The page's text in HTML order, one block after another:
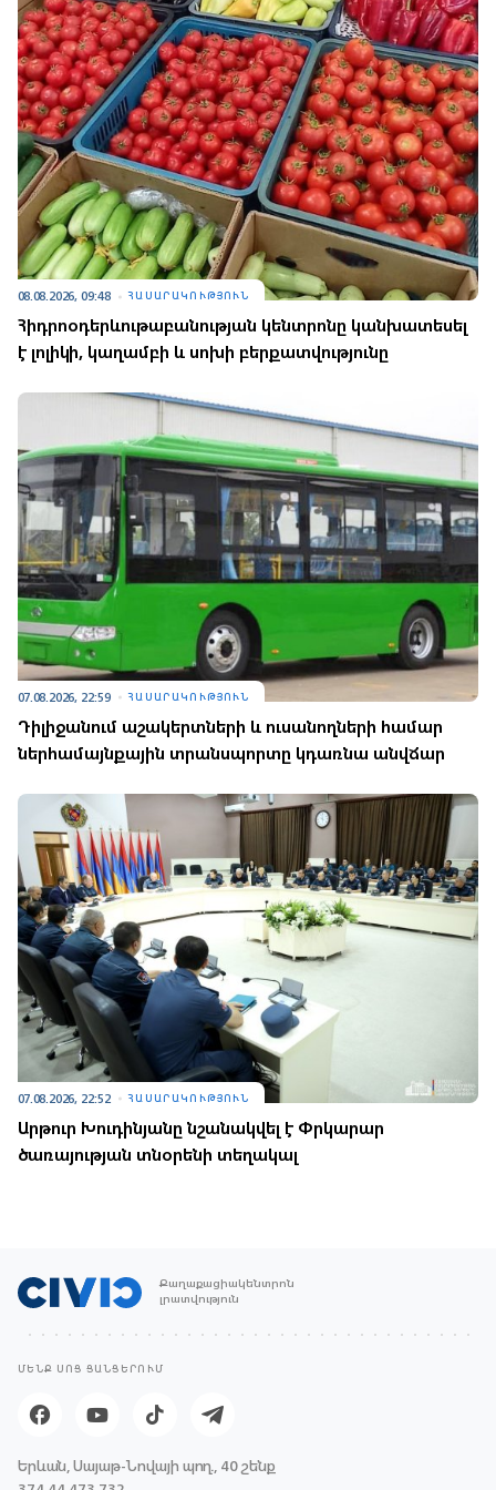
08.08.2026, 09:48 ՀԱՍԱՐԱԿՈՒԹՅՈՒՆ
Հիդրոօդերևութաբանության կենտրոնը կանխատեսել
է լոլիկի, կաղամբի և սոխի բերքատվությունը
07.08.2026, 22:59 ՀԱՍԱՐԱԿՈՒԹՅՈՒՆ
Դիլիջանում աշակերտների և ուսանողների համար
ներհամայնքային տրանսպորտը կդառնա անվճար
07.08.2026, 22:52 ՀԱՍԱՐԱԿՈՒԹՅՈՒՆ
Արթուր Խուդինյանը նշանակվել է Փրկարար
ծառայության տնօրենի տեղակալ
Քաղաքացիակենտրոն
լրատվություն
ՄԵՆՔ ՍՈՑ ՑԱՆՑԵՐՈՒՄ
Երևան, Սայաթ-Նովայի պող., 40 շենք